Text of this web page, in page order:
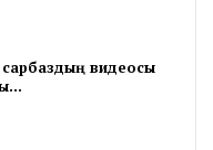
сарбаздың видеосы